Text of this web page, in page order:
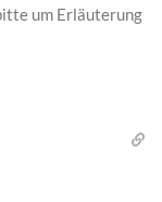
um Erläuterung